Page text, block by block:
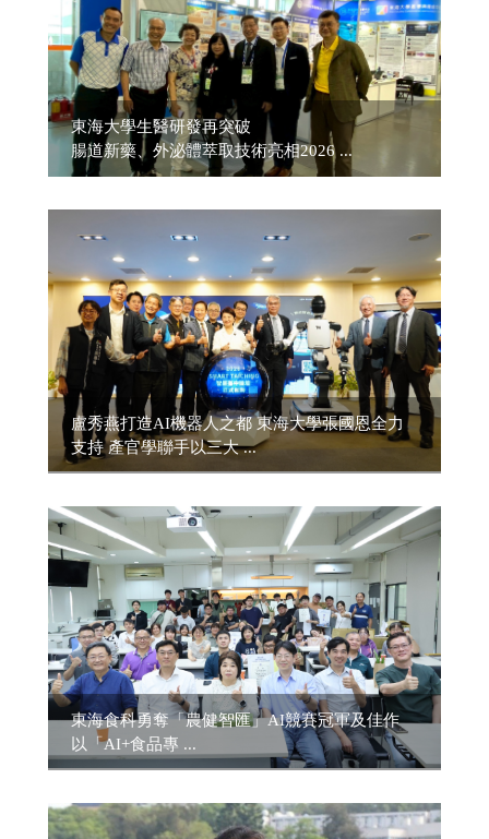
東海大學生醫研發再突破
腸道新藥、外泌體萃取技術亮相2026 ...
盧秀燕打造AI機器人之都 東海大學張國恩全力
支持 產官學聯手以三大 ...
東海食科勇奪「農健智匯」AI競賽冠軍及佳作
以「AI+食品專 ...